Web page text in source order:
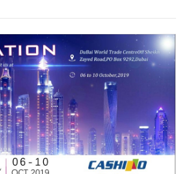
Hall 2. Data: 4 a 7 de junho de 2024 Estande: